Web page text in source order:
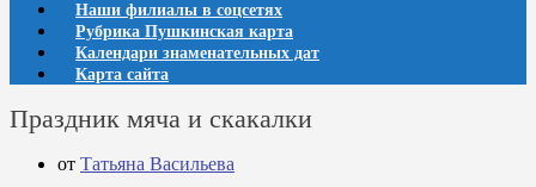
Наши филиалы в соцсетях
Рубрика Пушкинская карта
Календари знаменательных дат
Карта сайта
Праздник мяча и скакалки
от Татьяна Васильева